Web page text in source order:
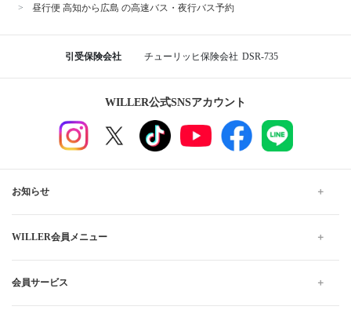
昼行便 高知から広島 の高速バス・夜行バス予約
引受保険会社 チューリッヒ保険会社 DSR-735
WILLER公式SNSアカウント
お知らせ
WILLER会員メニュー
会員サービス